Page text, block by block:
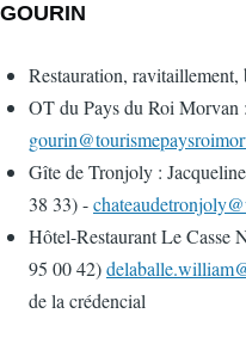
GOURIN
Restauration, ravitaillement,
OT du Pays du Roi Morvan
Gîte de Tronjoly :
38 33) -
Hôtel-Restaurant Le Casse
95 00 42)
de la crédencial